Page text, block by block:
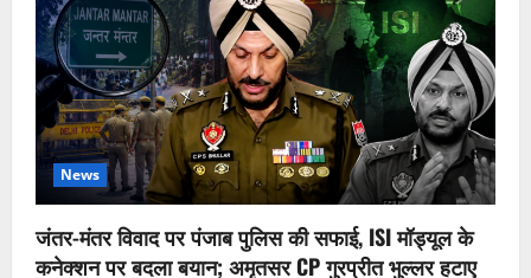
News
जंतर-मंतर विवाद पर पंजाब पुलिस की सफाई, ISI मॉड्यूल के
कनेक्शन पर बदला बयान; अमृतसर CP गुरप्रीत भुल्लर हटाए